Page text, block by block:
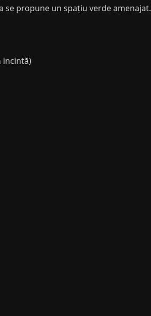
se propune un spațiu verde amenajat.
incintă)